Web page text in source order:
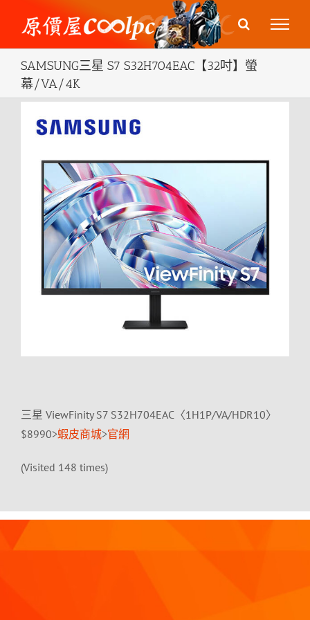
content
SAMSUNG三星 S7 S32H704EAC【32吋】螢
幕/VA/4K
Larger
三星 ViewFinity S7 S32H704EAC〈1H1P/VA/HDR10〉
$8990>蝦皮商城>官網
(Visited 148 times)